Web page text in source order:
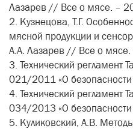
Лазарев // Все о мясе. –
2. Кузнецова, Т.Г.
мясной продукции и
А.А. Лазарев // Все о
3. Технический регламент
021/2011 «О
4. Технический регламент
034/2013 «О
5. Куликовский, А.В.